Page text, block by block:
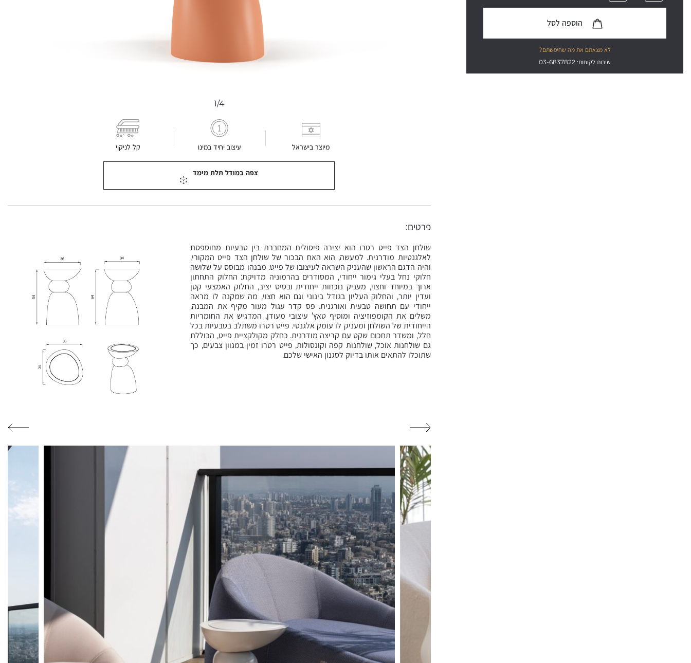
1/4
מיוצר בישראל עיצוב יחיד במינו קל לניקוי
צפה במודל תלת מימד
פרטים:
שולחן הצד פייט רטרו הוא יצירה פיסולית המחברת בין טבעיות מחוספסת
לאלגנטיות מודרנית. למעשה, הוא האח הבכור של שולחן הצד פייט המקורי,
והיה הדגם הראשון שהעניק השראה לעיצובו של פייט. מבנהו מבוסס על שלושה
חלוקי נחל בעלי גימור ייחודי, המסודרים בהרמוניה מדויקת: החלוק התחתון
ארוך במיוחד וחצוי, מעניק נוכחות ייחודית ובסיס יציב, החלוק האמצעי קטן
ועדין יותר, והחלוק העליון בגודל בינוני וגם הוא חצוי, מה שמקנה לו מראה
ייחודי עם תחושה טבעית ואורגנית. פס קדר עגול מעור מקיף את המבנה,
משלים את הקומפוזיציה ומוסיף טאץ’ עיצובי מעודן, המדגיש את החומריות
הייחודית של השולחן ומעניק לו עומק אלגנטי. פייט רטרו משתלב בטבעיות בכל
חלל, ומשדר תחכום שקט עם קריצה מודרנית. כחלק מקולקציית פייט, הכוללת
גם שולחנות אוכל, שולחנות קפה וקונסולות, פייט רטרו זמין במגוון צבעים, כך
שתוכלו להתאים אותו בדיוק לסגנון האישי שלכם.
לא מצאתם את מה שחיפשתם?
שירות לקוחות: 03-6837822